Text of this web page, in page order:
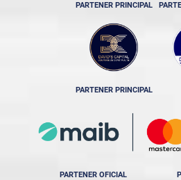
PARTENER PRINCIPAL
PARTENER PRINCIPAL
PARTENER OFICIAL